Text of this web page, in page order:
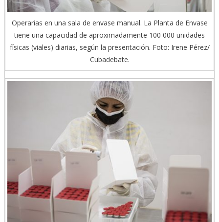
Operarias en una sala de envase manual. La Planta de Envase
tiene una capacidad de aproximadamente 100 000 unidades
físicas (viales) diarias, según la presentación. Foto: Irene Pérez/
Cubadebate.